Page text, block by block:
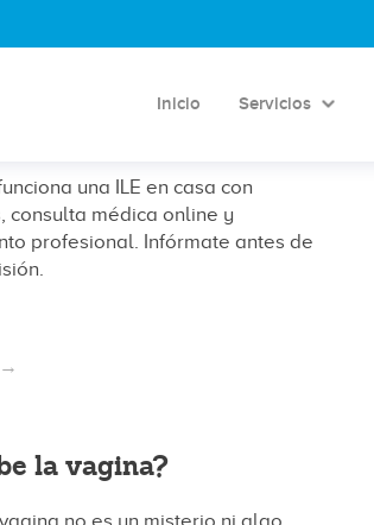
Inicio Servicios
CASA: CÓMO
UNA ILE CON
una ILE en casa con
consulta médica online y
profesional. Infórmate antes de
la vagina?